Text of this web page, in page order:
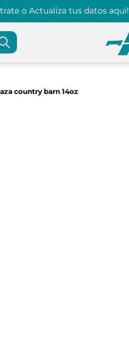
o Actualiza tus datos aquí!
country barn 14oz